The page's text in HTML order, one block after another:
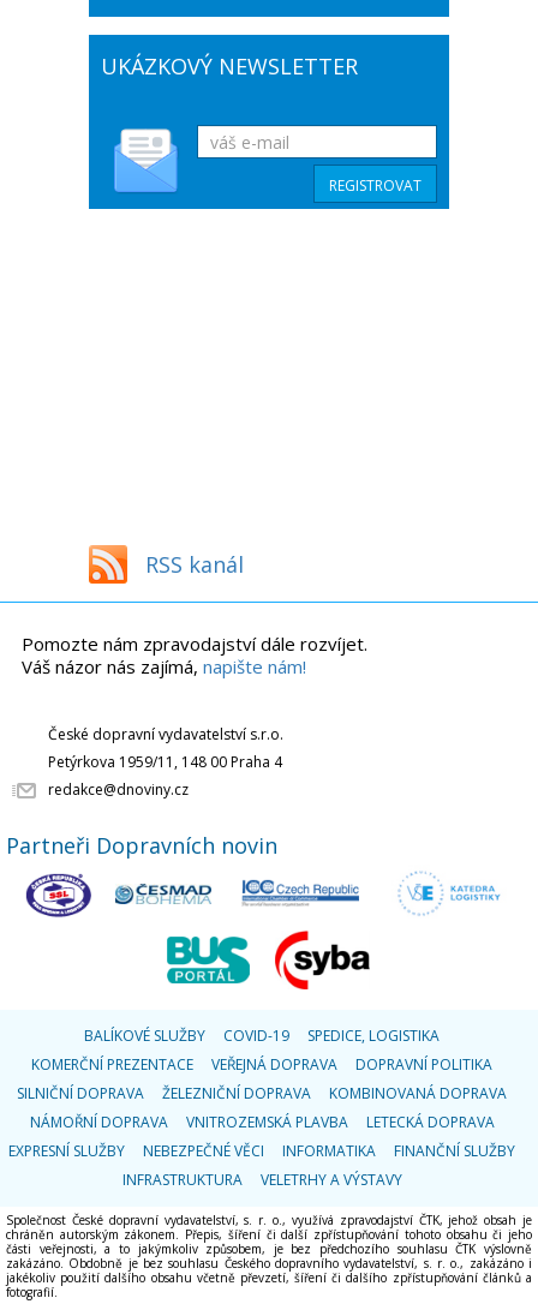
UKÁZKOVÝ NEWSLETTER
RSS kanál
Pomozte nám zpravodajství dále rozvíjet.
Váš názor nás zajímá, napište nám!
České dopravní vydavatelství s.r.o.
Petýrkova 1959/11, 148 00 Praha 4
redakce@dnoviny.cz
Partneři Dopravních novin
BALÍKOVÉ SLUŽBY COVID-19
SPEDICE, LOGISTIKA
KOMERČNÍ PREZENTACE
VEŘEJNÁ DOPRAVA
DOPRAVNÍ POLITIKA
SILNIČNÍ DOPRAVA
ŽELEZNIČNÍ DOPRAVA
KOMBINOVANÁ DOPRAVA
NÁMOŘNÍ DOPRAVA
VNITROZEMSKÁ PLAVBA
LETECKÁ DOPRAVA
EXPRESNÍ SLUŽBY
NEBEZPEČNÉ VĚCI INFORMATIKA
FINANČNÍ SLUŽBY
INFRASTRUKTURA
VELETRHY A VÝSTAVY
Společnost České dopravní vydavatelství, s. r. o., využívá zpravodajství ČTK, jehož obsah je
chráněn autorským zákonem. Přepis, šíření či další zpřístupňování tohoto obsahu či jeho
části veřejnosti, a to jakýmkoliv způsobem, je bez předchozího souhlasu ČTK výslovně
zakázáno. Obdobně je bez souhlasu Českého dopravního vydavatelství, s. r. o., zakázáno i
jakékoliv použití dalšího obsahu včetně převzetí, šíření či dalšího zpřístupňování článků a
fotografií.